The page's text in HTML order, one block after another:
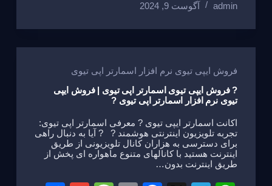
at
s
A
p
p
e
gr
a
m
c
e
b
o
o
k
a
g
e
e
admin آگوست 9, 2024
فروش ایپی تیوی نرم افزار اسمارتر اپی تیوی
? فروش ایپی تیوی اسمارتر اپی تیوی | فروش ایپی
تیوی نرم افزار اسمارتر اپی تیوی ?
اکانت اسمارتر ایپی تیوی ? معرفی اسمارتر اپی تیوی:
تجربه تلویزیون اینترنتی هوشمند ? ? آیا به دنبال راهی
برای دسترسی به هزاران کانال تلویزیونی از طریق
اینترنت هستید با کانالهای متنوع ماهواره ای پخش از
طریق اینترنت بدون…